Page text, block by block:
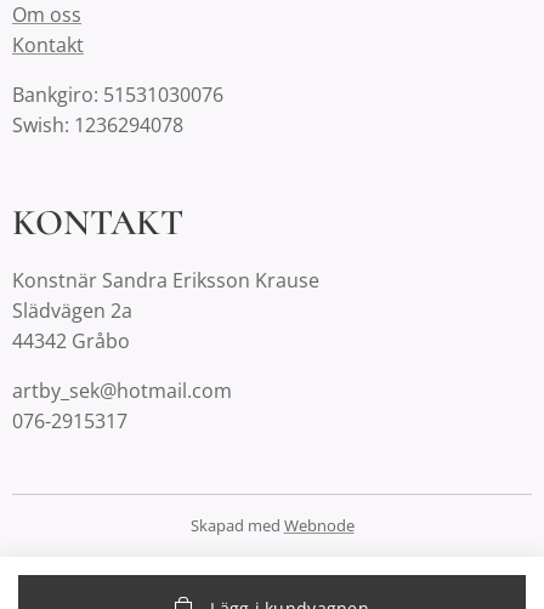
Om oss
Kontakt
Bankgiro: 51531030076
Swish: 1236294078
KONTAKT
Konstnär Sandra Eriksson Krause
Slädvägen 2a
44342 Gråbo
artby_sek@hotmail.com
076-2915317
Skapad med Webnode